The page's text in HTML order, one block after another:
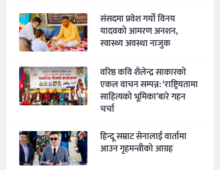
संसदमा प्रवेश गर्यो विनय
यादवको आमरण अनशन,
स्वास्थ्य अवस्था नाजुक
वरिष्ठ कवि शैलेन्द्र साकारको
एकल वाचन सम्पन्न: ‘राष्ट्रियतामा
साहित्यको भूमिका’बारे गहन
चर्चा
हिन्दू सम्राट सेनालाई वार्तामा
आउन गृहमन्त्रीको आग्रह